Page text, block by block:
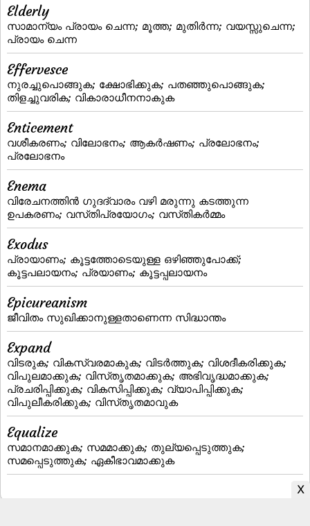
Elderly
സാമാന്യം പ്രായം ചെന്ന; മൂത്ത; മുതിര്‍ന്ന; വയസ്സുചെന്ന;
പ്രായം ചെന്ന
Effervesce
നുരച്ചുപൊങ്ങുക; ക്ഷോഭിക്കുക; പതഞ്ഞുപൊങ്ങുക;
തിളച്ചുവരിക; വികാരാധീനനാകുക
Enticement
വശീകരണം; വിലോഭനം; ആകര്‍ഷണം; പ്രലോഭനം;
പ്രലോഭനം
Enema
വിരേചനത്തിന്‍ ഗുദദ്വാരം വഴി മരുന്നു കടത്തുന്ന
ഉപകരണം; വസ്‌തിപ്രയോഗം; വസ്‌തികര്‍മ്മം
Exodus
പ്രായാണം; കൂട്ടത്തോടെയുള്ള ഒഴിഞ്ഞുപോക്ക്;
കൂട്ടപലായനം; പ്രയാണം; കൂട്ടപ്പലായനം
Epicureanism
ജീവിതം സുഖിക്കാനുള്ളതാണെന്ന സിദ്ധാന്തം
Expand
വിടരുക; വികസ്വരമാകുക; വിടര്‍ത്തുക; വിശദീകരിക്കുക;
വിപുലമാക്കുക; വിസ്‌തൃതമാക്കുക; അഭിവൃദ്ധമാക്കുക;
പ്രചരിപ്പിക്കുക; വികസിപ്പിക്കുക; വ്യാപിപ്പിക്കുക;
വിപുലീകരിക്കുക; വിസ്‌തൃതമാവുക
Equalize
സമാനമാക്കുക; സമമാക്കുക; തുല്യപ്പെടുത്തുക;
സമപ്പെടുത്തുക; ഏകീഭാവമാക്കുക